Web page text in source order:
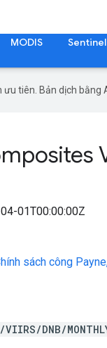
MODIS Sentinel
tiên. Bản dịch bằng
01T00:00:00Z
sách công
DNB/